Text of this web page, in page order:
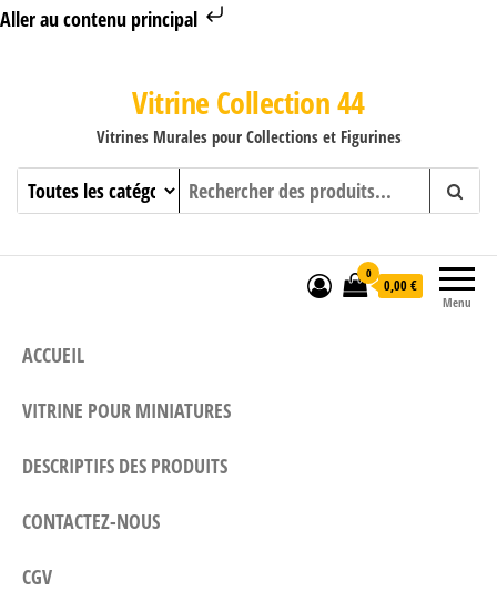
Aller au contenu principal
Vitrine Collection 44
Vitrines Murales pour Collections et Figurines
Menu
0
0,00 €
ACCUEIL
VITRINE POUR MINIATURES
DESCRIPTIFS DES PRODUITS
CONTACTEZ-NOUS
CGV